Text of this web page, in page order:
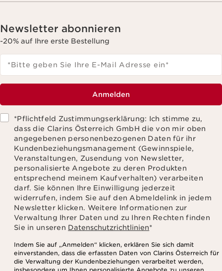
Newsletter abonnieren
-20% auf Ihre erste Bestellung
*Bitte geben Sie Ihre E-Mail Adresse ein*
Anmelden
*Pflichtfeld Zustimmungserklärung: Ich stimme zu,
dass die Clarins Österreich GmbH die von mir oben
angegebenen personenbezogenen Daten für ihr
Kundenbeziehungsmanagement (Gewinnspiele,
Veranstaltungen, Zusendung von Newsletter,
personalisierte Angebote zu deren Produkten
entsprechend meinem Kaufverhalten) verarbeiten
darf. Sie können Ihre Einwilligung jederzeit
widerrufen, indem Sie auf den Abmeldelink in jedem
Newsletter klicken. Weitere Informationen zur
Verwaltung Ihrer Daten und zu Ihren Rechten finden
Sie in unseren Datenschutzrichtlinien*
Indem Sie auf „Anmelden“ klicken, erklären Sie sich damit
einverstanden, dass die erfassten Daten von Clarins Österreich für
die Verwaltung der Kundenbeziehungen verarbeitet werden,